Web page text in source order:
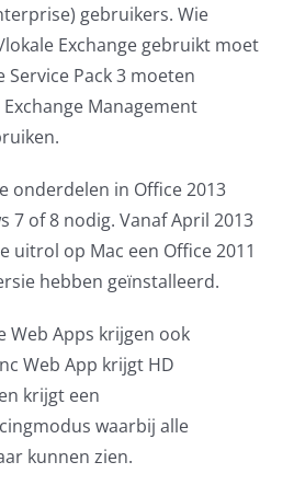
gebruikers. Wie
Exchange gebruikt moet
Service Pack 3 moeten
Management
onderdelen in Office 2013
7 of 8 nodig. Vanaf April 2013
uitrol op Mac een Office 2011
hebben geïnstalleerd.
Web Apps krijgen ook
Web App krijgt HD
krijgt een
waarbij alle
kunnen zien.